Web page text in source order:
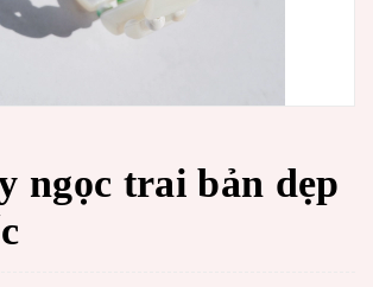
ngọc trai bản dẹp